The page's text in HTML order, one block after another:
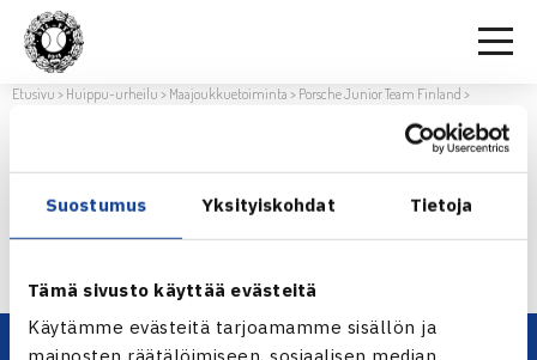
Suostumus Yksityiskohdat Tietoja
Tämä sivusto käyttää evästeitä
Käytämme evästeitä tarjoamamme sisällön ja
Etusivu > Huippu-urheilu > Maajoukkuetoiminta > Porsche Junior Team Finland >
ARVOKILPAILUIDEN AIKATAULUT KESÄ
2026
Arvokilpailuiden aikataulut kesä 2026